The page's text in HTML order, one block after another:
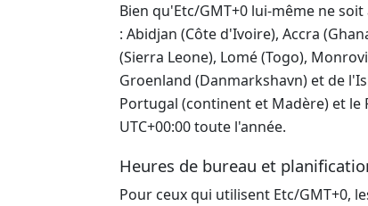
Bien qu'Etc/GMT+0 lui-même ne
: Abidjan (Côte d'Ivoire), Accra
(Sierra Leone), Lomé (Togo),
Groenland (Danmarkshavn) et de
Portugal (continent et Madère) et le
UTC+00:00 toute l'année.
Heures de bureau et
Pour ceux qui utilisent Etc/GMT+0,